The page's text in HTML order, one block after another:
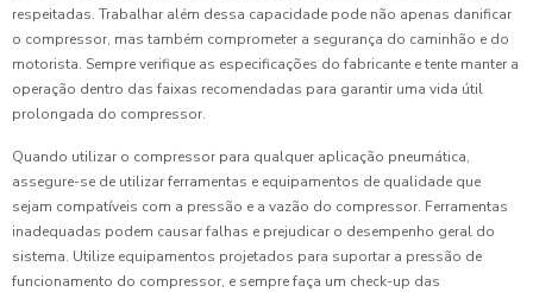
respeitadas. Trabalhar além dessa capacidade pode não apenas danificar
o compressor, mas também comprometer a segurança do caminhão e do
motorista. Sempre verifique as especificações do fabricante e tente manter a
operação dentro das faixas recomendadas para garantir uma vida útil
prolongada do compressor.
Quando utilizar o compressor para qualquer aplicação pneumática,
assegure-se de utilizar ferramentas e equipamentos de qualidade que
sejam compatíveis com a pressão e a vazão do compressor. Ferramentas
inadequadas podem causar falhas e prejudicar o desempenho geral do
sistema. Utilize equipamentos projetados para suportar a pressão de
funcionamento do compressor, e sempre faça um check-up das